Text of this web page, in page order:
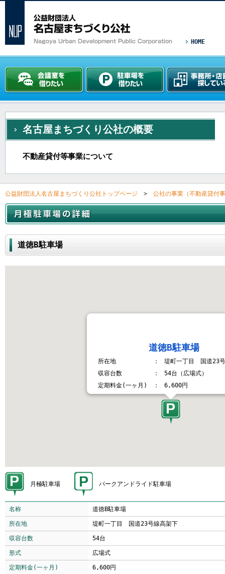
HOME
名古屋まちづくり公社の概要
不動産貸付等事業について
公益財団法人名古屋まちづくり公社トップページ > 公社の事業（不動産貸付
道徳B駐車場
道徳B駐車場
所在地 ：
堤町一丁目 国道23
収容台数
：
54台（広場式）
定期料金(一ヶ月)
： 6,600円
月極駐車場 パークアンドライド駐車場
名称 道徳B駐車場
所在地 堤町一丁目 国道23号線高架下
収容台数 54台
形式 広場式
定期料金(一ヶ月) 6,600円